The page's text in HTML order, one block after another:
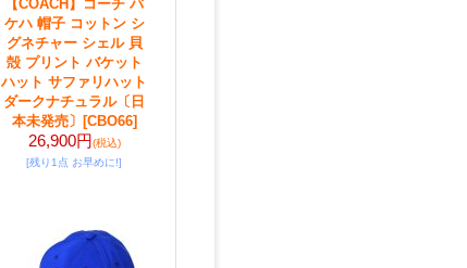
【COACH】コーチ バ
ケハ 帽子 コットン シ
グネチャー シェル 貝
殻 プリント バケット
ハット サファリハット
ダークナチュラル〔日
本未発売〕 [CBO66]
26,900円(税込)
[残り1点 お早めに!]